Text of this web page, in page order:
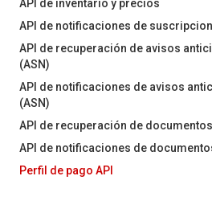
API de inventario y precios
API de notificaciones de
API de recuperación de avisos
(ASN)
API de notificaciones de avisos
(ASN)
API de recuperación de
API de notificaciones de
Perfil de pago API